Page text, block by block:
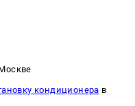
кондиционера в